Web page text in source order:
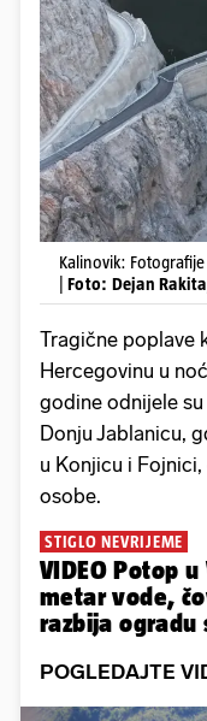
Kalinovik:
Foto: Dejan
Tragične poplave
Hercegovinu u
godine odnijele
Donju Jablanicu,
u Konjicu i
osobe.
STIGLO NEVRIJEME
VIDEO Potop
metar vode,
razbija ogradu
POGLEDAJTE